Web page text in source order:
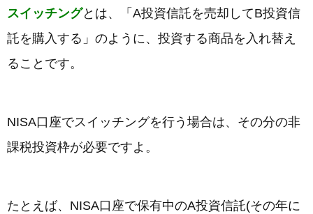
スイッチングとは、「A投資信託を売却してB投資信
託を購入する」のように、投資する商品を入れ替え
ることです。
NISA口座でスイッチングを行う場合は、その分の非
課税投資枠が必要ですよ。
たとえば、NISA口座で保有中のA投資信託(その年に